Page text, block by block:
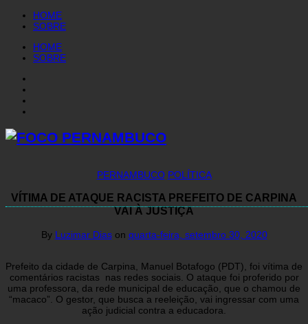
HOME
SOBRE
HOME
SOBRE
PERNAMBUCO POLÍTICA
VÍTIMA DE ATAQUE RACISTA PREFEITO DE CARPINA
VAI À JUSTIÇA
By Luzimar Dias on quarta-feira, setembro 30, 2020
Prefeito da cidade de Carpina, Manuel Botafogo (PDT), foi vítima de
comentários racistas nas redes sociais. O ataque foi proferido por
uma professora, da rede municipal de educação, que o chamou de
“macaco”. O gestor, que busca a reeleição, vai ingressar com uma
ação judicial contra a educadora.